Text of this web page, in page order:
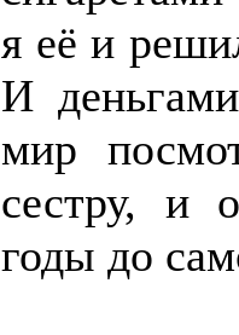
я её и
И
мир
сестру, и
годы до